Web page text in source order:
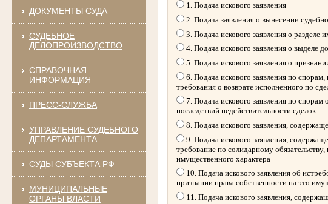
ДОКУМЕНТЫ СУДА
СУДЕБНОЕ
ДЕЛОПРОИЗВОДСТВО
СПРАВОЧНАЯ
ИНФОРМАЦИЯ
ПРЕСС-СЛУЖБА
УПРАВЛЕНИЕ СУДЕБНОГО
ДЕПАРТАМЕНТА
СУДЫ СУБЪЕКТА РФ
МУНИЦИПАЛЬНЫЕ
ОРГАНЫ ВЛАСТИ
1. Подача искового заявления
2. Подача заявления о вынесении
3. Подача искового заявления о
4. Подача искового заявления о выделе
5. Подача искового заявления о
6. Подача искового заявления по
требования о возврате исполненного по
7. Подача искового заявления по
последствий недействительности сделок
8. Подача искового заявления,
9. Подача искового заявления,
требование по солидарному
имущественного характера
10. Подача искового заявления об
признании права собственности на это
11. Подача искового заявления,